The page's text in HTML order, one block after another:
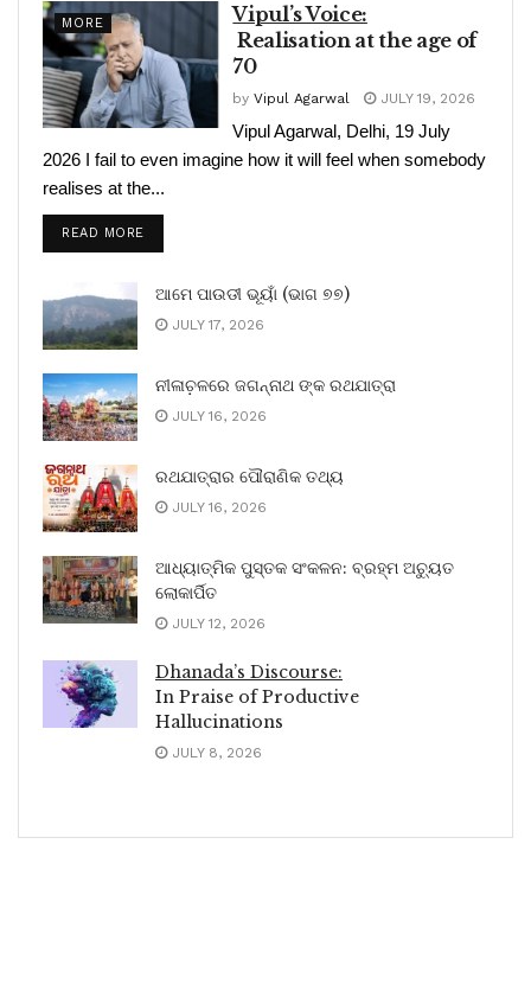
MORE
Vipul’s Voice:
Realisation at the age of
70
by Vipul Agarwal JULY 19, 2026
Vipul Agarwal, Delhi, 19 July
2026 I fail to even imagine how it will feel when somebody
realises at the...
READ MORE
ଆମେ ପାଉଡୀ ଭୂୟାଁ (ଭାଗ ୭୭)
JULY 17, 2026
ନୀଳାଚ଼ଳରେ ଜଗନ୍ନାଥ ଙ୍କ ରଥଯାତ୍ରା
JULY 16, 2026
ରଥଯାତ୍ରାର ପୌରାଣିକ ତଥ୍ୟ
JULY 16, 2026
ଆଧ୍ୟାତ୍ମିକ ପୁସ୍ତକ ସଂକଳନ: ବ୍ରହ୍ମ ଅଚ୍ୟୁତ
ଲୋକାର୍ପିତ
JULY 12, 2026
Dhanada’s Discourse:
In Praise of Productive
Hallucinations
JULY 8, 2026